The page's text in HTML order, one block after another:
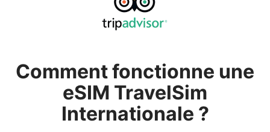
Comment fonctionne une
eSIM TravelSim
Internationale ?